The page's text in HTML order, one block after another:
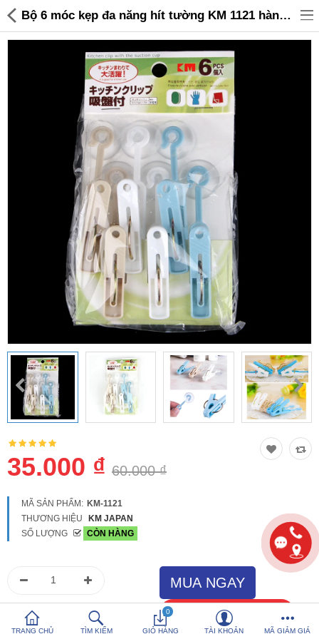
Đồ gia dụng & Nhà cửa
Điện gia dụng
Đồ chơi trẻ em
Sản phẩm khác
Thương hiệu
So sánh Yêu thích (0)
Hotline: 0816 505 655
Tải App SanHangRe nhận Quà
TRANG CHỦ TÌM KIẾM
0
GIỎ HÀNG TÀI KHOẢN MÃ GIẢM GIÁ
Bộ 6 móc kẹp đa năng hít tường KM 1121 hàng Nhật - 35,000 | Sanhangre
35.000 ₫ 60.000 ₫
MÃ SẢN PHẨM: KM-1121
THƯƠNG HIỆU
KM JAPAN
SỐ LƯỢNG
CÒN HÀNG